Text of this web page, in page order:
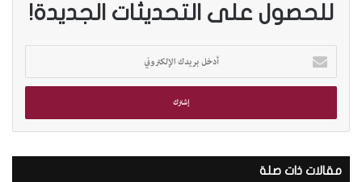
للحصول على التحديثات الجديدة!
خ
ب
ي
د
مقالات ذات صلة